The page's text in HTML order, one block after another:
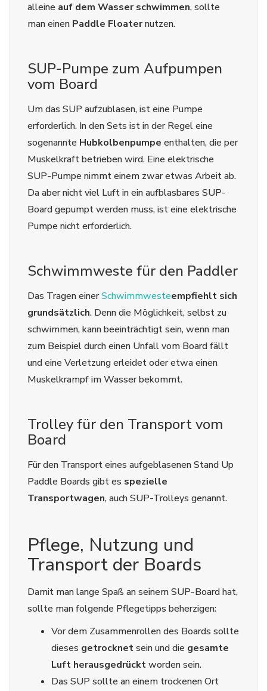
alleine auf dem Wasser schwimmen, sollte
man einen Paddle Floaternutzen.
SUP-Pumpe zum Aufpumpen
vom Board
Um das SUP aufzublasen, ist eine Pumpe
erforderlich. In den Sets ist in der Regel eine
sogenannte Hubkolbenpumpe enthalten, die per
Muskelkraft betrieben wird. Eine elektrische
SUP-Pumpe nimmt einem zwar etwas Arbeit ab.
Da aber nicht viel Luft in ein aufblasbares SUP-
Board gepumpt werden muss, ist eine elektrische
Pumpe nicht erforderlich.
Schwimmweste für den Paddler
Das Tragen einerSchwimmwesteempfiehlt sich
grundsätzlich. Denn die Möglichkeit, selbst zu
schwimmen, kann beeinträchtigt sein, wenn man
zum Beispiel durch einen Unfall vom Board fällt
und eine Verletzung erleidet oder etwa einen
Muskelkrampf im Wasser bekommt.
Trolley für den Transport vom
Board
Für den Transport eines aufgeblasenen Stand Up
Paddle Boards gibt es spezielle
Transportwagen, auch SUP-Trolleys genannt.
Pflege, Nutzung und
Transport der Boards
Damit man lange Spaß an seinem SUP-Board hat,
sollte man folgende Pflegetipps beherzigen:
Vor dem Zusammenrollen des Boards sollte
dieses getrocknetsein und die gesamte
Luft herausgedrücktworden sein.
Das SUP sollte an einem trockenen Ort